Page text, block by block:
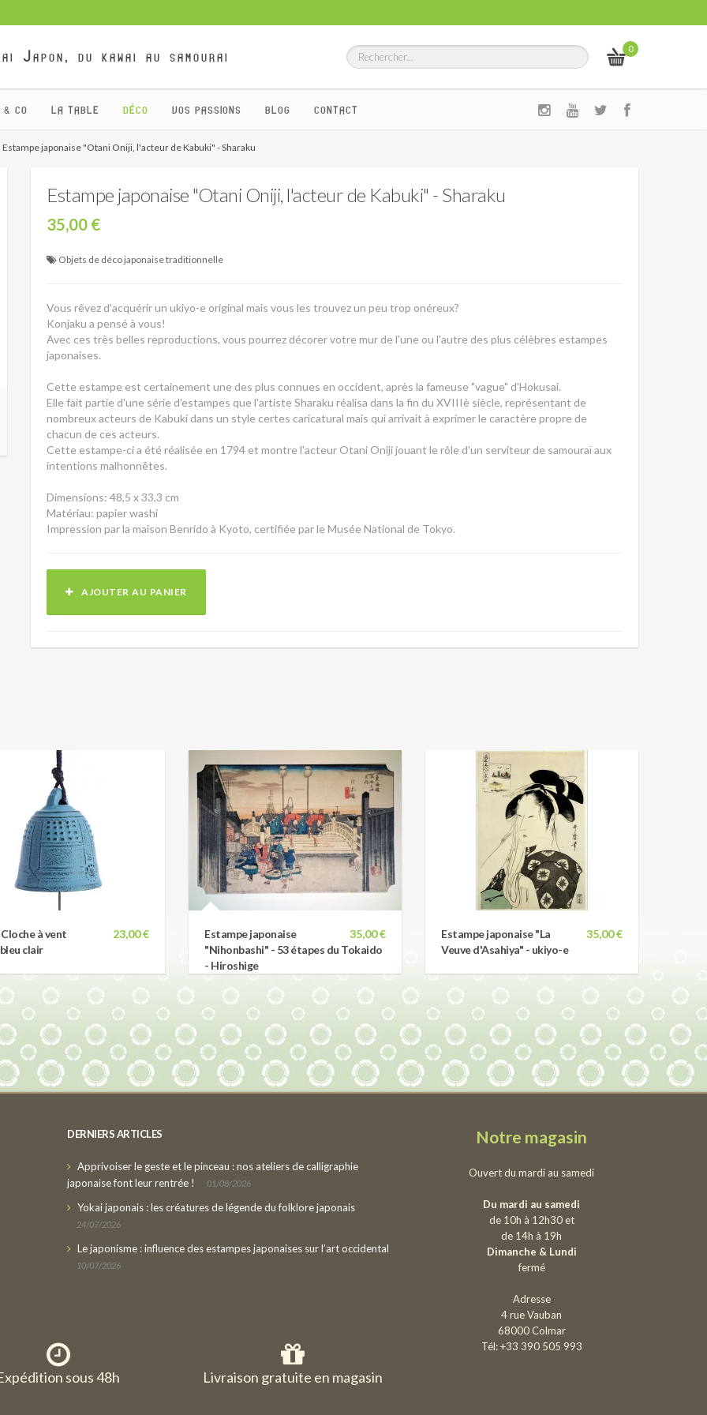
Japon, du kawai au samourai 0
& CO LA TABLE DÉCO VOS PASSIONS BLOG CONTACT
Estampe japonaise "Otani Oniji, l'acteur de Kabuki" - Sharaku
Estampe japonaise "Otani Oniji, l'acteur de Kabuki" - Sharaku
35,00 €
Objets de déco japonaise traditionnelle
Vous rêvez d'acquérir un ukiyo-e original mais vous les trouvez un peu trop onéreux?
Konjaku a pensé à vous!
Avec ces très belles reproductions, vous pourrez décorer votre mur de l'une ou l'autre des plus célèbres estampes
japonaises.
Cette estampe est certainement une des plus connues en occident, après la fameuse "vague" d'Hokusai.
Elle fait partie d'une série d'estampes que l'artiste Sharaku réalisa dans la fin du XVIIIè siècle, représentant de
nombreux acteurs de Kabuki dans un style certes caricatural mais qui arrivait à exprimer le caractère propre de
chacun de ces acteurs.
Cette estampe-ci a été réalisée en 1794 et montre l'acteur Otani Oniji jouant le rôle d'un serviteur de samouraï aux
intentions malhonnêtes.
Dimensions: 48,5 x 33,3 cm
Matériau: papier washi
Impression par la maison Benrido à Kyoto, certifiée par le Musée National de Tokyo.
AJOUTER AU PANIER
23,00 €
à vent
clair
35,00 €
Estampe japonaise
"Nihonbashi" - 53 étapes du Tokaido
- Hiroshige
35,00 €
Estampe japonaise "La
Veuve d'Asahiya" - ukiyo-e
DERNIERS ARTICLES
Apprivoiser le geste et le pinceau : nos ateliers de calligraphie
japonaise font leur rentrée !
01/08/2026
Yokai japonais : les créatures de légende du folklore japonais
24/07/2026
Le japonisme : influence des estampes japonaises sur l’art occidental
10/07/2026
sous 48h Livraison gratuite en magasin
Notre magasin
Ouvert du mardi au samedi
Du mardi au samedi
de 10h à 12h30 et
de 14h à 19h
Dimanche & Lundi
fermé
Adresse
4 rue Vauban
68000 Colmar
Tél: +33 390 505 993